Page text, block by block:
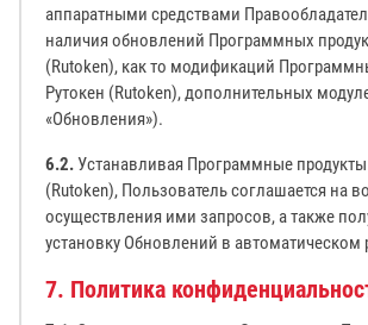
аппаратными средствами
наличия обновлений Программных
(Rutoken), как то модификаций
Рутокен (Rutoken), дополнительных
«Обновления»).
6.2.Устанавливая Программные продукты
(Rutoken), Пользователь соглашается на
осуществления ими запросов, а также
установку Обновлений в
7. Политика